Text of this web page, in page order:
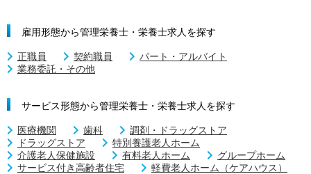
雇用形態から管理栄養士・栄養士求人を探す
正職員 契約職員
パート・アルバイト
業務委託・その他
サービス形態から管理栄養士・栄養士求人を探す
医療機関 歯科
調剤・ドラッグストア
ドラッグストア
特別養護老人ホーム
介護老人保健施設
有料老人ホーム
グループホーム
サービス付き高齢者住宅
軽費老人ホーム（ケアハウス）